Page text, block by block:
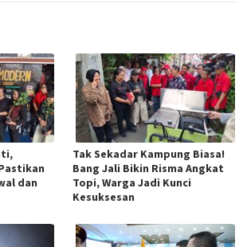
dan
Tak Sekadar Kampung Biasa!
Bang Jali Bikin Risma Angkat
Topi, Warga Jadi Kunci
Kesuksesan